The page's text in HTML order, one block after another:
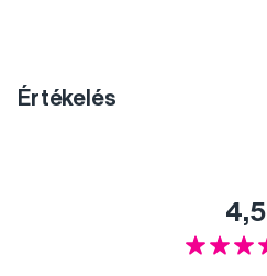
Értékelés
4,5